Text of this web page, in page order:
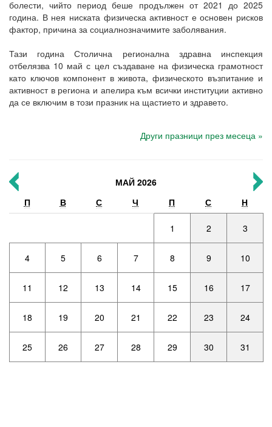
болести, чийто период беше продължен от 2021 до 2025
година. В нея ниската физическа активност е основен рисков
фактор, причина за социалнозначимите заболявания.
Тази година Столична регионална здравна инспекция
отбелязва 10 май с цел създаване на физическа грамотност
като ключов компонент в живота, физическото възпитание и
активност в региона и апелира към всички институции активно
да се включим в този празник на щастието и здравето.
Други празници през месеца »
МАЙ 2026
П
В С Ч П С Н
1 2 3
4 5 6 7 8 9 10
11 12 13 14 15 16 17
18 19 20 21 22 23 24
25 26 27 28 29 30 31